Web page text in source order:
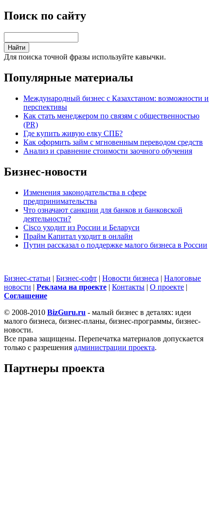
Поиск по сайту
Для поиска точной фразы используйте кавычки.
Популярные материалы
Международный бизнес с Казахстаном: возможности и
перспективы
Как стать менеджером по связям с общественностью
(PR)
Где купить живую елку СПБ?
Как оформить займ с мгновенным переводом средств
Анализ и сравнение стоимости заочного обучения
Бизнес-новости
Изменения законодательства в сфере
предпринимательства
Что означают санкции для банков и банковской
деятельности?
Cisco уходит из России и Беларуси
Прайм Капитал уходит в онлайн
Путин рассказал о поддержке малого бизнеса в России
Бизнес-статьи | Бизнес-софт | Новости бизнеса | Налоговые
новости | Реклама на проекте | Контакты | О проекте |
Cоглашение
© 2008-2010 BizGuru.ru - малый бизнес в деталях: идеи
малого бизнеса, бизнес-планы, бизнес-программы, бизнес-
новости.
Все права защищены. Перепечатка материалов допускается
только с разрешения администрации проекта.
Партнеры проекта